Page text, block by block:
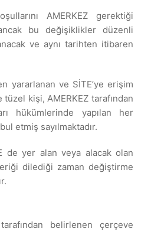
AMERKEZ gerektiği
bu değişiklikler düzenli
ve aynı tarihten itibaren
yararlanan ve SİTE’ye erişim
kişi, AMERKEZ tarafından
hükümlerinde yapılan her
etmiş sayılmaktadır.
de yer alan veya alacak olan
dilediği zaman değiştirme
belirlenen çerçeve